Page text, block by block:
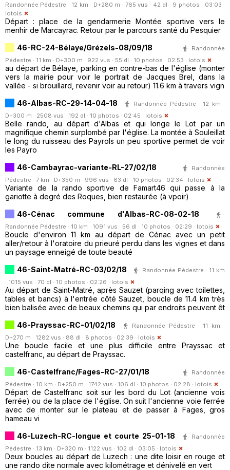
Randonnée Pédestre · 12 km · D+280 m · 765 vus · 42 dl · 9 photos · 03:03 ·
lotois
Départ : place de la gendarmerie Montée sportive vers le
menhir de Marcayrac. Retour par le parcours santé du Pesquier
46-RC-24-Bélaye/Grézels-08/09/18
Randonnée
Pédestre · 11 km · D+300 m · 922 vus · 55 dl · 10 photos · 02:53 · lotois
au départ de Bélaye, parking en contre-bas de l'église (monter
vers la mairie pour voir le portrait de Jacques Brel, dans la
vallée - si brouillard, revenir voir au retour) 11.6 km à travers vign
46-Albas-RC-29-14-04-18
Randonnée Pédestre · 12 km ·
D+300 m · 2508 vus · 192 dl · 10 photos · 02:45 · lotois
Belle rando, au départ d'Albas et qui longe le Lot par un
magnifique chemin surplombé par l'église. La montée à Souleillat
le long du ruisseau des Payrols un peu sportive permet de voir
les Payro
46-Cambayrac-variante-RL-27/02/18
Randonnée
Pédestre · 7 km · D+350 m · 996 vus · 63 dl · 10 photos · 02:34 · lotois
Variante de la rando sportive de Famart46 qui passe à la
gariotte à degré des Roques, bien restaurée (à vpoir)
46-Cénac commune d'Albas-RC-08-02-18
Randonnée Pédestre · 10 km · 1091 vus · 56 dl · 10 photos · 02:29 · lotois
Boucle d'environ 11 km au départ de Cénac avec un petit
aller/retour à l'oratoire du prieuré perdu dans les vignes et dans
un paysage enneigé de toute beauté
46-Saint-Matré-RC-03/02/18
Randonnée Pédestre · 11 km
· 1015 vus · 70 dl · 10 photos · 02:26 · lotois
Au départ de Saint-Matré, après Sauzet (parqing avec toilettes,
tables et bancs) à l'entrée côté Sauzet, boucle de 11.4 km très
bien balisée avec de beaux chemins qui par endroits peuvent êt
46-Prayssac-RC-01/02/18
Randonnée Pédestre · 11 km ·
D+270 m · 1282 vus · 88 dl · 8 photos · 02:39 · lotois
Une boucle facile et une plus difficile entre Prayssac et
castelfranc, au départ de Prayssac.
46-Castelfranc/Fages-RC-27/01/18
Randonnée
Pédestre · 10 km · D+250 m · 1742 vus · 106 dl · 10 photos · 02:28 · lotois
Départ de Castelfranc soit sur les bord du Lot (ancienne vois
ferrée) ou de la place de l'église. On suit l'ancienne voie ferrée
avec de monter sur le plateau et de passer à Fages, gros
hameau vi
46-Luzech-RC-longue et courte 25-01-18
Randonnée
Pédestre · 13 km · D+320 m · 1122 vus · 102 dl · 03:05 · lotois
Deux boucles au départ de Luzech : une dite loisir en rouge et
une rando dite normale avec kilométrage et dénivelé en vert